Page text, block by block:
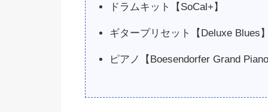
ドラムキット【SoCal+】
ギタープリセット【Deluxe Blues
ピアノ【Boesendorfer Grand